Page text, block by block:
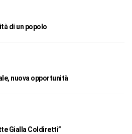
di un popolo
nuova opportunità
Gialla Coldiretti”